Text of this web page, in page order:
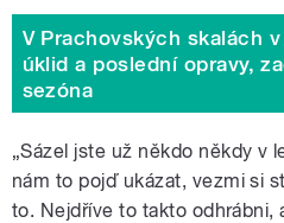
V Prachovských skalách
úklid a poslední opravy,
sezóna
„Sázel jste už někdo někdy v
nám to pojď ukázat, vezmi si
to. Nejdříve to takto odhrábni,